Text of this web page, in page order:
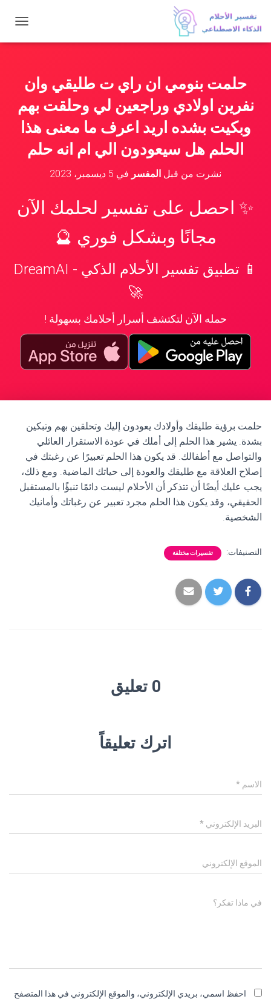
ب
ت
ن
ق
حلمت بنومي ان راي ت طليقي وان
نفرين اولادي وراجعين لي وحلقت بهم
وبكيت بشده اريد اعرف ما معنى هذا
الحلم هل سيعودون الي ام انه حلم
نشرت من قبل المفسر في 5 ديسمبر، 2023
✨ احصل على تفسير لحلمك الآن
مجانًا وبشكل فوري 🔮
📱 تطبيق تفسير الأحلام الذكي - DreamAI
🚀
حمله الآن لتكتشف أسرار أحلامك بسهولة !
حلمت برؤية طليقك وأولادك يعودون إليك وتحلقين بهم وتبكين
بشدة. يشير هذا الحلم إلى أملك في عودة الاستقرار العائلي
والتواصل مع أطفالك. قد يكون هذا الحلم تعبيرًا عن رغبتك في
إصلاح العلاقة مع طليقك والعودة إلى حياتك الماضية. ومع ذلك،
يجب عليك أيضًا أن تتذكر أن الأحلام ليست دائمًا تنبؤًا بالمستقبل
الحقيقي، وقد يكون هذا الحلم مجرد تعبير عن رغباتك وأمانيك
الشخصية.
التصنيفات: تفسيرات مختلفة
0 تعليق
اترك تعليقاً
الاسم *
البريد الإلكتروني *
الموقع الإلكتروني
في ماذا تفكر؟
احفظ اسمي، بريدي الإلكتروني، والموقع الإلكتروني في هذا المتصفح